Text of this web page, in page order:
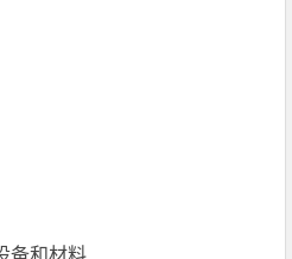
备和材料